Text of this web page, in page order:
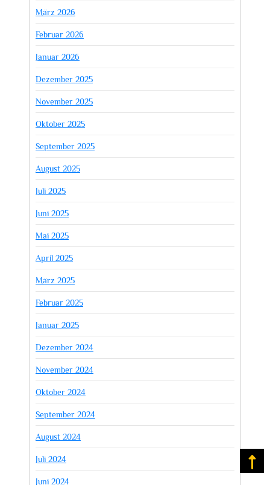
März 2026
Februar 2026
Januar 2026
Dezember 2025
November 2025
Oktober 2025
September 2025
August 2025
Juli 2025
Juni 2025
Mai 2025
April 2025
März 2025
Februar 2025
Januar 2025
Dezember 2024
November 2024
Oktober 2024
September 2024
August 2024
Juli 2024
Juni 2024